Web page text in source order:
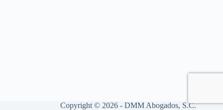
Copyright © 2026 - DMM Abogados, S.C.